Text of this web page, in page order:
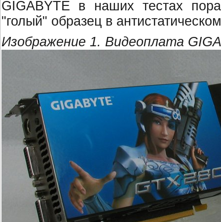
GIGABYTE в наших тестах
"голый" образец в
Изображение 1. Видеоплата